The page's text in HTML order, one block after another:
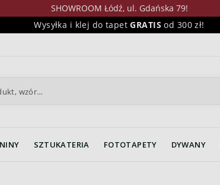
SHOWROOM Łódź, ul. Gdańska 79!
Wysyłka i klej do tapetGRATIS od 300 zł!
SZTUKATERIA FOTOTAPETY DYWANY